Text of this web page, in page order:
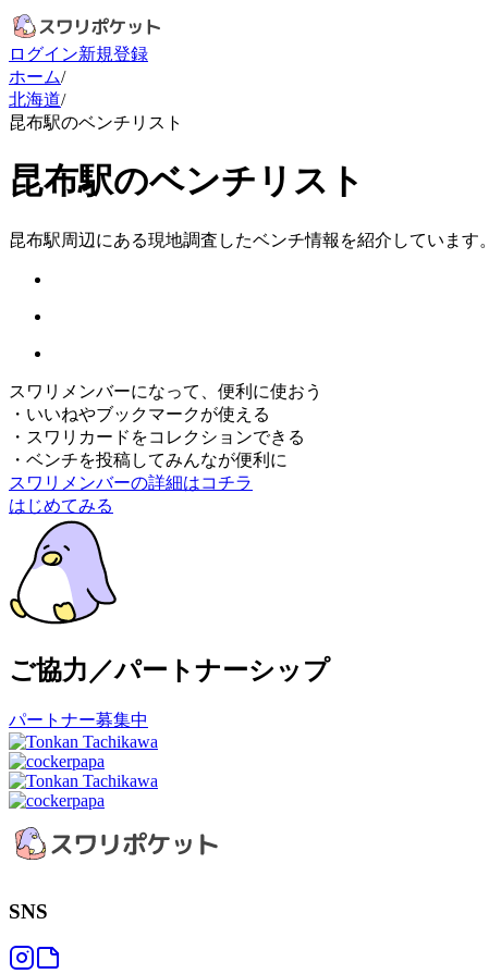
ログイン新規登録
ホーム/
北海道/
昆布駅のベンチリスト
昆布駅のベンチリスト
昆布駅周辺にある現地調査したベンチ情報を紹介しています。
スワリメンバーになって、便利に使おう
・ いいねやブックマークが使える
・ スワリカードをコレクションできる
・ ベンチを投稿してみんなが便利に
スワリメンバーの詳細はコチラ
はじめてみる
ご協力／パートナーシップ
パートナー募集中
SNS